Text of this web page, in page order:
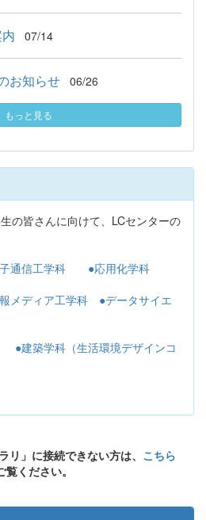
07/14
お知らせ 06/26
もっと見る
の皆さんに向けて、LCセンターの
通信工学科
●応用化学科
メディア工学科
●データサイエ
●建築学科（生活環境デザインコ
リ」に接続できない方は、 こちら
覧ください。